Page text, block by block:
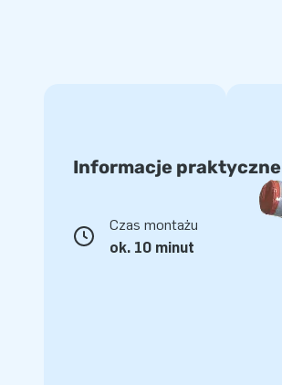
Informacje praktyczne
Czas montażu
ok. 10 minut